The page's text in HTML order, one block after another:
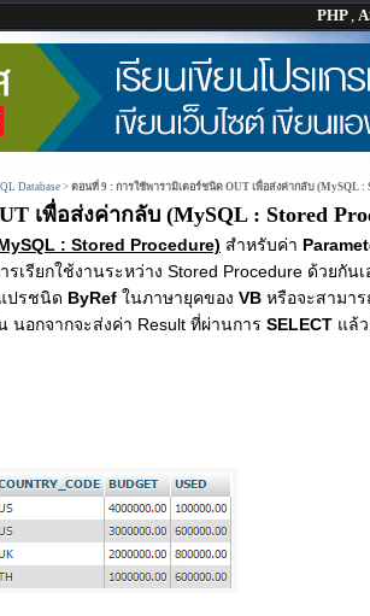
PHP,
Database > ตอนที่ 9 : การใช้พารามิเตอร์ชนิด OUT เพื่อส่งค่ากลับ (MySQL :
เพื่อส่งค่ากลับ (MySQL : Stored
: Stored Procedure) สำหรับค่า
เรียกใช้งานระหว่าง Stored Procedure ด้วยกัน
ปรชนิด ByRef ในภาษายุคของ VB หรือจะสามา
นอกจากจะส่งค่า Result ที่ผ่านการ SELECT แล้